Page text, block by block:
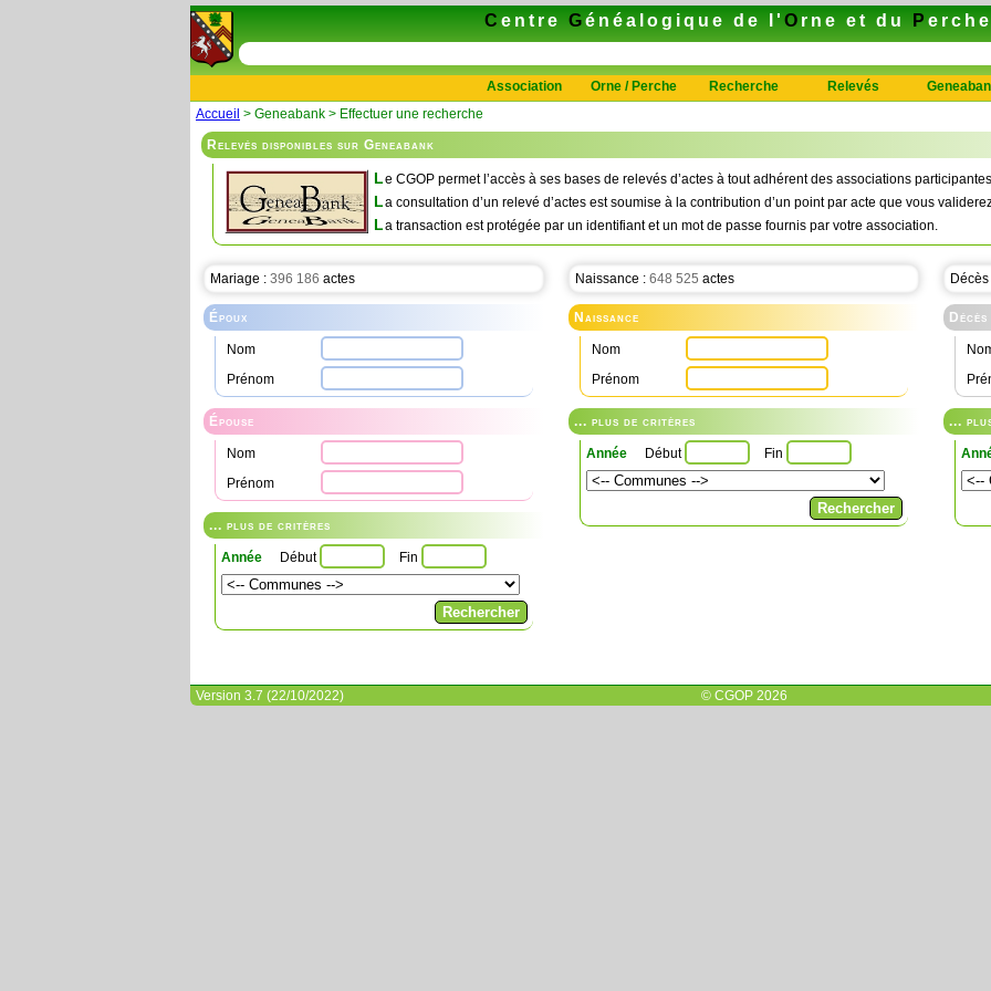
C entre Généalogique de l' O rne et du P erche
Association Orne / Perche Recherche Relevés
Accueil > Geneabank > Effectuer une recherche
Relevés disponibles sur Geneabank
Le CGOP permet l’accès à ses bases de relevés d’actes à tout adhérent des associations
La consultation d’un relevé d’actes est soumise à la contribution d’un point par acte que vous
La transaction est protégée par un identifiant et un mot de passe fournis par votre association.
Mariage : 396 186 actes
Époux
Nom
Prénom
Épouse
Nom
Prénom
... plus de critères
Année Début Fin
Naissance : 648 525 actes
Naissance
Nom
Prénom
... plus de critères
Année Début Fin
Décès
Décès
...
Version 3.7 (22/10/2022) © CGOP 2026